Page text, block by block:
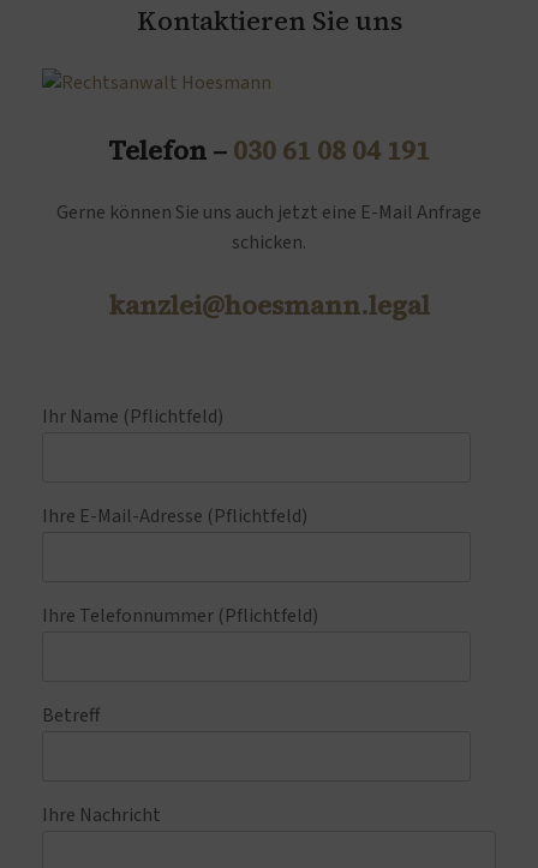
Kontaktieren Sie uns
Telefon – 030 61 08 04 191
Gerne können Sie uns auch jetzt eine E-Mail Anfrage
schicken.
kanzlei@hoesmann.legal
Ihr Name (Pflichtfeld)
Ihre E-Mail-Adresse (Pflichtfeld)
Ihre Telefonnummer (Pflichtfeld)
Betreff
Ihre Nachricht